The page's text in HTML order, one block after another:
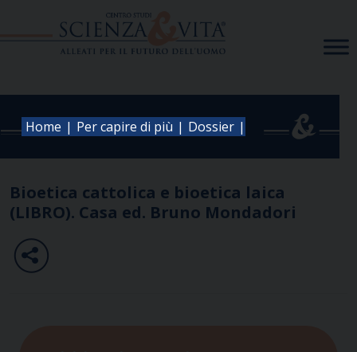
Home | Per capire di più | Dossier |
Bioetica cattolica e bioetica laica
(LIBRO). Casa ed. Bruno Mondadori